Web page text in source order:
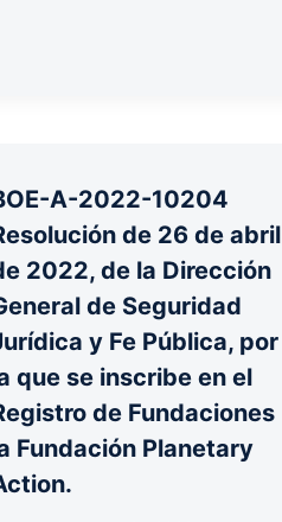
A-2022-10204
de 26 de abril
2022, de la Dirección
de Seguridad
y Fe Pública, por
que se inscribe en el
de Fundaciones
Fundación Planetary